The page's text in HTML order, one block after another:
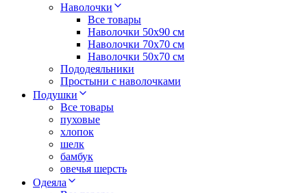
Наволочки
Все товары
Наволочки 50x90 см
Наволочки 70x70 cм
Наволочки 50х70 см
Пододеяльники
Простыни с наволочками
Подушки
Все товары
пуховые
хлопок
шелк
бамбук
овечья шерсть
Одеяла